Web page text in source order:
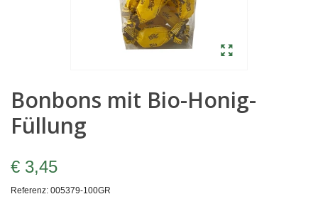
Bonbons mit Bio-Honig-
Füllung
€ 3,45
Referenz: 005379-100GR